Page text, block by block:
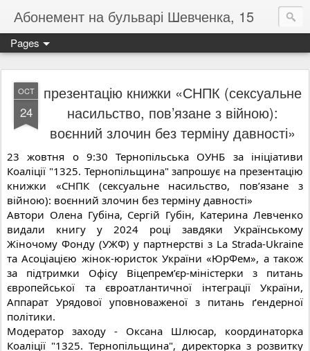
Абонемент на бульварі Шевченка, 15
Pages
OCT
24
презентацію книжки «СНПК (сексуальне
насильство, пов’язане з війною):
воєнний злочин без терміну давності»
23 жовтня о 9:30 Тернопільська ОУНБ за ініціативи
Коаліції "1325. Тернопільщина" запрошує на презентацію
книжки «СНПК (сексуальне насильство, пов’язане з
війною): воєнний злочин без терміну давності»
Автори Олена Губіна, Сергій Губін, Катерина Левченко
видали книгу у 2024 році завдяки Українському
Жіночому Фонду (УЖФ) у партнерстві з La Strada-Ukraine
та Асоціацією жінок-юристок України «ЮрФем», а також
за підтримки Офісу Віцепрем’єр-міністерки з питань
європейської та євроатлантичної інтеграції України,
Аппарат Урядової уповноваженої з питань ґендерної
політики.
Модератор заходу - Оксана Шлюсар, координаторка
Коаліції "1325. Тернопільщина", директорка з розвитку